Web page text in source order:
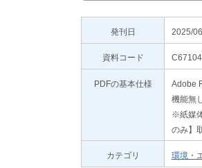
発刊日 2025/
資料コード
PDFの基本仕様
Adobe
機能無
※紙媒
のみ】
カテゴリ 環境・